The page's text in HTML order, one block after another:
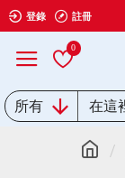
登錄 註冊
0
所有